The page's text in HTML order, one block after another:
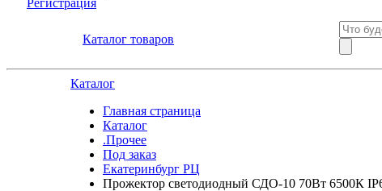
Регистрация
Каталог товаров
Каталог
Главная страница
Каталог
.Прочее
Под заказ
Екатеринбург РЦ
Прожектор светодиодный СДО-10 70Вт 6500К